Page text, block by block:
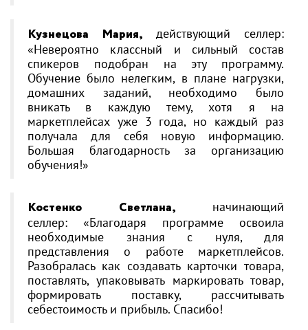
Кузнецова Мария,
действующий селлер:
«Невероятно классный и сильный состав
спикеров подобран на эту программу.
Обучение было нелегким, в плане нагрузки,
домашних заданий, необходимо было
вникать в каждую тему, хотя я на
маркетплейсах уже 3 года, но каждый раз
получала для себя новую информацию.
Большая благодарность за организацию
обучения!»
Костенко Светлана,
начинающий
селлер: «Благодаря программе освоила
необходимые знания с нуля, для
представления о работе маркетплейсов.
Разобралась как создавать карточки товара,
поставлять, упаковывать маркировать товар,
формировать поставку, рассчитывать
себестоимость и прибыль. Спасибо!